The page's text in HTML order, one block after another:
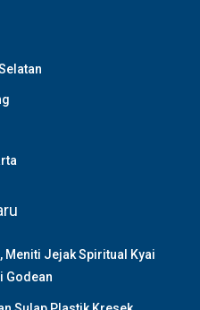
Meniti Jejak Spiritual Kyai
Godean